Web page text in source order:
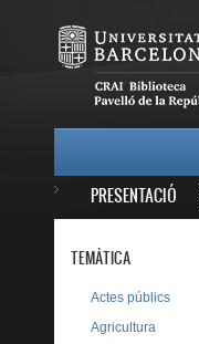
PRESENTACIÓ
TEMÀTICA
Actes públics
Agricultura